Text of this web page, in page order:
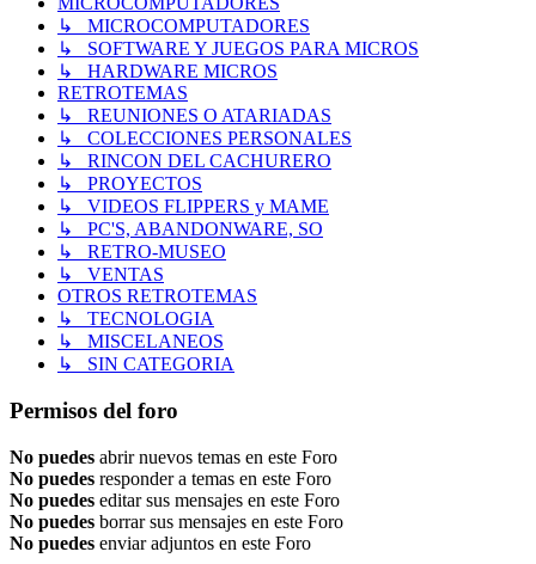
↳ MICROCOMPUTADORES
↳ SOFTWARE Y JUEGOS PARA MICROS
↳ HARDWARE MICROS
RETROTEMAS
↳ REUNIONES O ATARIADAS
↳ COLECCIONES PERSONALES
↳ RINCON DEL CACHURERO
↳ PROYECTOS
↳ VIDEOS FLIPPERS y MAME
↳ PC'S, ABANDONWARE, SO
↳ RETRO-MUSEO
↳ VENTAS
OTROS RETROTEMAS
↳ TECNOLOGIA
↳ MISCELANEOS
↳ SIN CATEGORIA
Permisos del foro
No puedes abrir nuevos temas en este Foro
No puedes responder a temas en este Foro
No puedes editar sus mensajes en este Foro
No puedes borrar sus mensajes en este Foro
No puedes enviar adjuntos en este Foro